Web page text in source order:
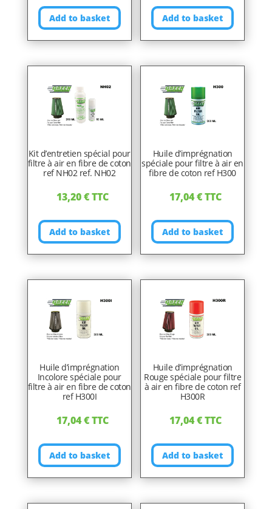
Add to basket Add to basket
Kit d’entretien spécial pour
filtre à air en fibre de coton
ref NH02 ref. NH02
13,20€TTC
Add to basket
Huile d’imprégnation
spéciale pour filtre à air en
fibre de coton ref H300
17,04€TTC
Add to basket
Huile d’imprégnation
Incolore spéciale pour
filtre à air en fibre de coton
ref H300I
17,04€TTC
Add to basket
Huile d’imprégnation
Rouge spéciale pour filtre
à air en fibre de coton ref
H300R
17,04€TTC
Add to basket